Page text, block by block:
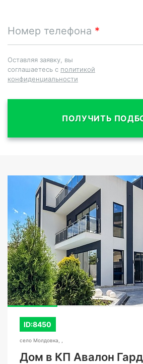
Номер телефона
Оставляя заявку, вы
соглашаетесь с политикой
конфиденциальности
ПОЛУЧИТЬ
ID:8450
село Молдовка, ,
Дом в КП Авалон